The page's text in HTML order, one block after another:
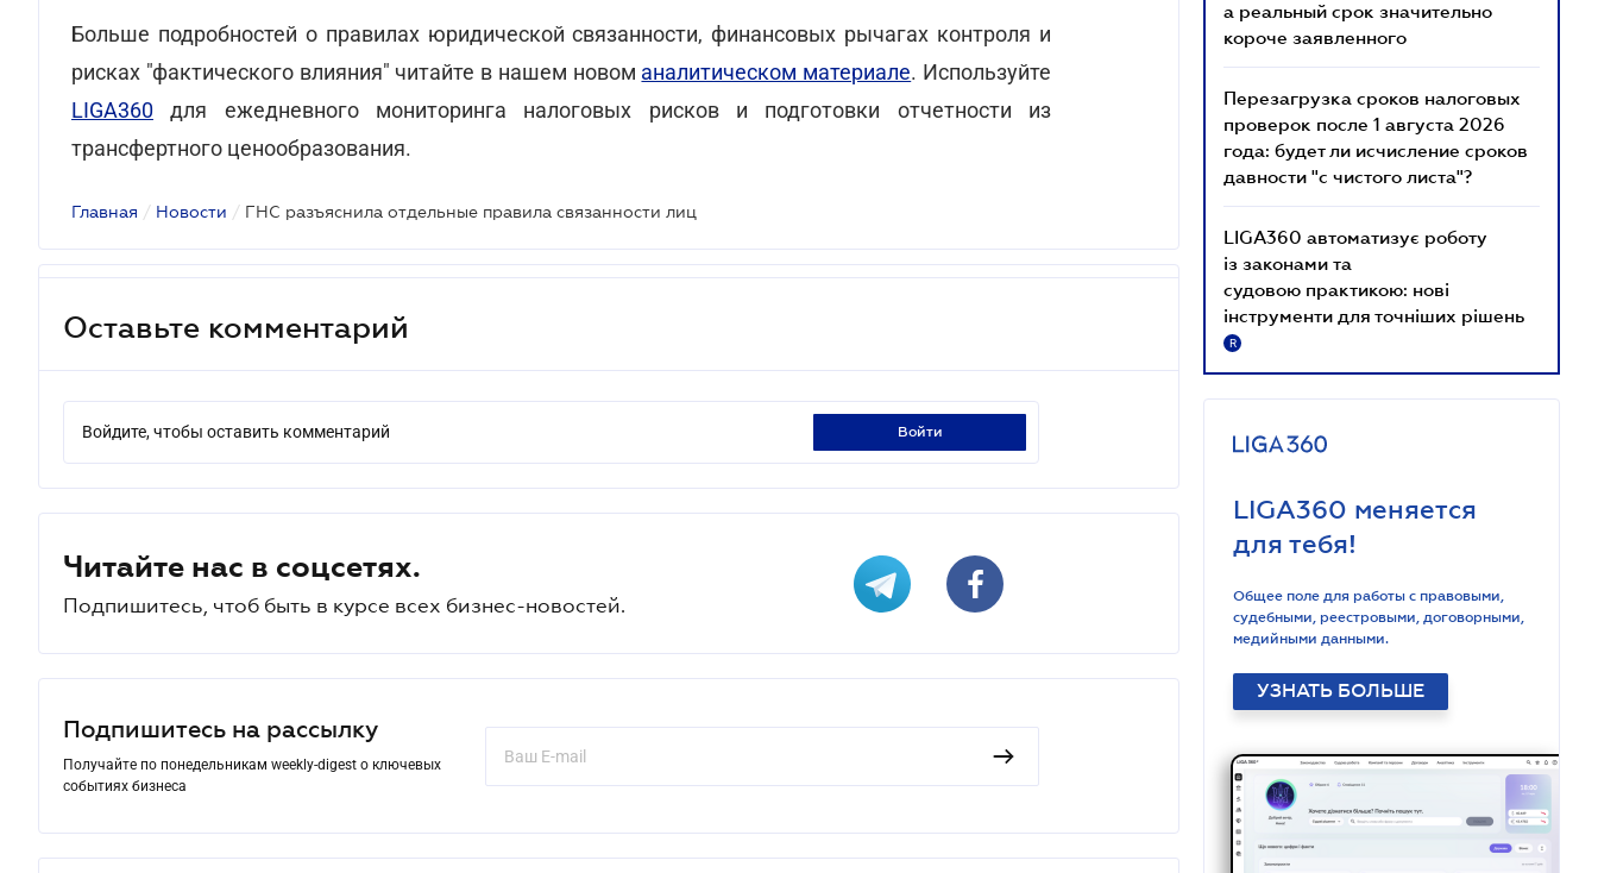
Больше подробностей о правилах юридической связанности, финансовых рычагах контроля и
рисках "фактического влияния" читайте в нашем новом аналитическом материале. Используйте
LIGA360 для ежедневного мониторинга налоговых рисков и подготовки отчетности из
трансфертного ценообразования.
Главная / Новости / ГНС разъяснила отдельные правила связанности лиц
Оставьте комментарий
Войдите, чтобы оставить комментарий войти
Читайте нас в соцсетях.
Подпишитесь, чтоб быть в курсе всех бизнес-новостей.
Подпишитесь на рассылку
Получайте по понедельникам weekly-digest о ключевых
событиях бизнеса
а реальный срок значительно
короче заявленного
Перезагрузка сроков налоговых
проверок после 1 августа 2026
года: будет ли исчисление сроков
давности "с чистого листа"?
LIGA360 автоматизує роботу
із законами та
судовою практикою: нові
інструменти для точніших рішень
R
LIGA360 меняется
для тебя!
Общее поле для работы с правовыми,
судебными, реестровыми, договорными,
медийными данными.
УЗНАТЬ БОЛЬШЕ